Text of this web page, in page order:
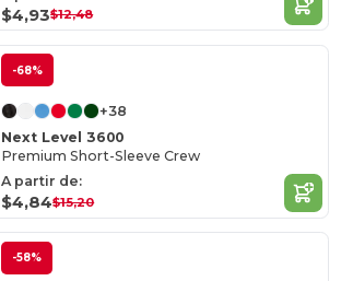
$4,93$12,48
-68%
+38
Next Level 3600
Premium Short-Sleeve Crew
A partir de:
$4,84$15,20
-58%